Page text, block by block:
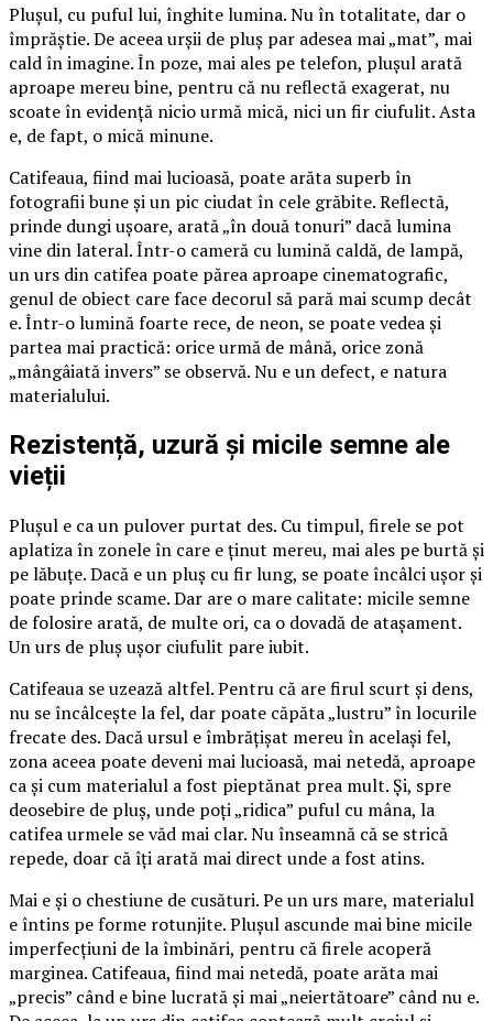
Plușul, cu puful lui, înghite lumina. Nu în totalitate, dar o
împrăștie. De aceea urșii de pluș par adesea mai „mat”, mai
cald în imagine. În poze, mai ales pe telefon, plușul arată
aproape mereu bine, pentru că nu reflectă exagerat, nu
scoate în evidență nicio urmă mică, nici un fir ciufulit. Asta
e, de fapt, o mică minune.
Catifeaua, fiind mai lucioasă, poate arăta superb în
fotografii bune și un pic ciudat în cele grăbite. Reflectă,
prinde dungi ușoare, arată „în două tonuri” dacă lumina
vine din lateral. Într-o cameră cu lumină caldă, de lampă,
un urs din catifea poate părea aproape cinematografic,
genul de obiect care face decorul să pară mai scump decât
e. Într-o lumină foarte rece, de neon, se poate vedea și
partea mai practică: orice urmă de mână, orice zonă
„mângâiată invers” se observă. Nu e un defect, e natura
materialului.
Rezistență, uzură și micile semne ale
vieții
Plușul e ca un pulover purtat des. Cu timpul, firele se pot
aplatiza în zonele în care e ținut mereu, mai ales pe burtă și
pe lăbuțe. Dacă e un pluș cu fir lung, se poate încâlci ușor și
poate prinde scame. Dar are o mare calitate: micile semne
de folosire arată, de multe ori, ca o dovadă de atașament.
Un urs de pluș ușor ciufulit pare iubit.
Catifeaua se uzează altfel. Pentru că are firul scurt și dens,
nu se încâlcește la fel, dar poate căpăta „lustru” în locurile
frecate des. Dacă ursul e îmbrățișat mereu în același fel,
zona aceea poate deveni mai lucioasă, mai netedă, aproape
ca și cum materialul a fost pieptănat prea mult. Și, spre
deosebire de pluș, unde poți „ridica” puful cu mâna, la
catifea urmele se văd mai clar. Nu înseamnă că se strică
repede, doar că îți arată mai direct unde a fost atins.
Mai e și o chestiune de cusături. Pe un urs mare, materialul
e întins pe forme rotunjite. Plușul ascunde mai bine micile
imperfecțiuni de la îmbinări, pentru că firele acoperă
marginea. Catifeaua, fiind mai netedă, poate arăta mai
„precis” când e bine lucrată și mai „neiertătoare” când nu e.